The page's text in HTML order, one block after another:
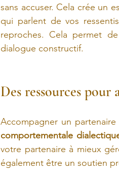
sans accuser. Cela crée un
qui parlent de vos
reproches. Cela permet
dialogue constructif.
Des ressources pour
Accompagner un
comportementale
votre partenaire à mieux
également être un soutien